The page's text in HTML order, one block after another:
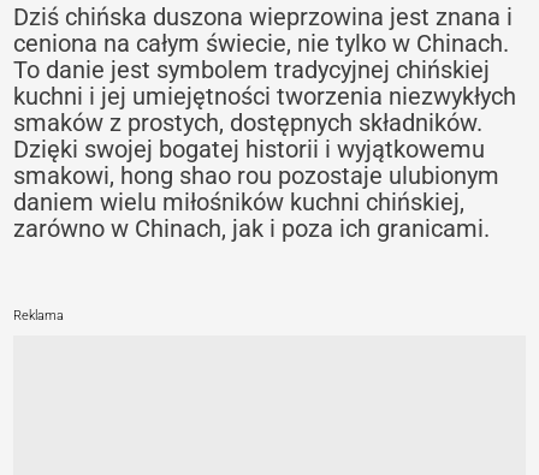
Dziś chińska duszona wieprzowina jest znana i
ceniona na całym świecie, nie tylko w Chinach.
To danie jest symbolem tradycyjnej chińskiej
kuchni i jej umiejętności tworzenia niezwykłych
smaków z prostych, dostępnych składników.
Dzięki swojej bogatej historii i wyjątkowemu
smakowi, hong shao rou pozostaje ulubionym
daniem wielu miłośników kuchni chińskiej,
zarówno w Chinach, jak i poza ich granicami.
Reklama